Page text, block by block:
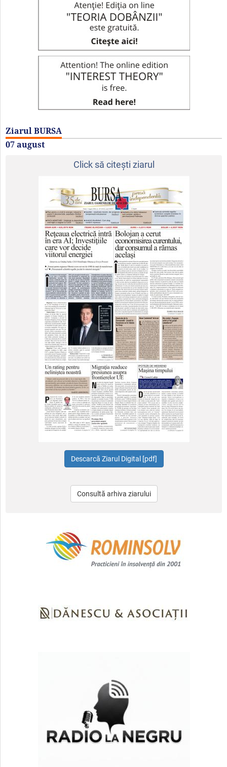
Ziarul BURSA
07 august
Click să citeşti ziarul
Consultă arhiva ziarului